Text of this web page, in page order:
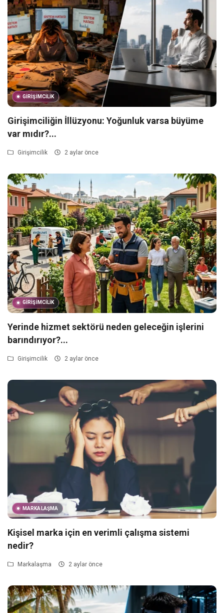
GIRIŞIMCILIK
Girişimciliğin İllüzyonu: Yoğunluk varsa büyüme
var mıdır?...
Girişimcilik 2 aylar önce
GIRIŞIMCILIK
Yerinde hizmet sektörü neden geleceğin işlerini
barındırıyor?...
Girişimcilik 2 aylar önce
MARKALAŞMA
Kişisel marka için en verimli çalışma sistemi
nedir?
Markalaşma 2 aylar önce